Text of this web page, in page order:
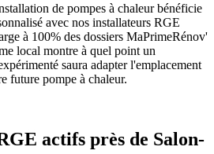
de pompes à chaleur bénéficie
avec nos installateurs RGE
à 100% des dossiers MaPrimeRénov'
local montre à quel point un
saura adapter l'emplacement
future pompe à chaleur.
actifs près de Salon-